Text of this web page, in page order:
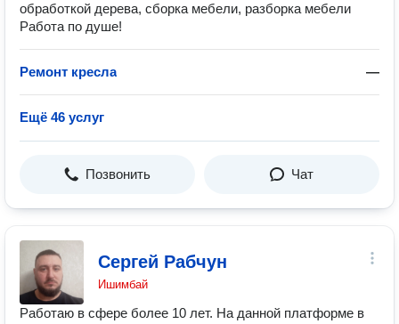
обработкой дерева, сборка мебели, разборка мебели
Работа по душе!
Ремонт кресла —
Ещё 46 услуг
Позвонить Чат
Сергей Рабчун
Ишимбай
Работаю в сфере более 10 лет. На данной платформе в